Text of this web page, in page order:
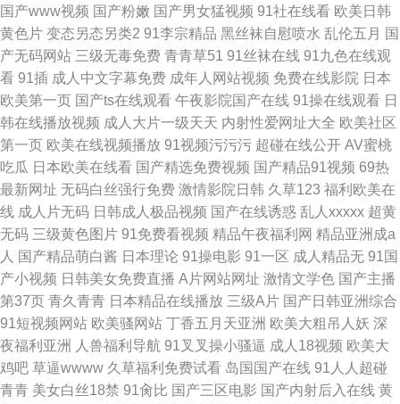
国产www视频 国产粉嫩 国产男女猛视频 91社在线看 欧美日韩
黄色片 变态另态另类2 91李宗精品 黑丝袜自慰喷水 乱伦五月 国
产无码网站 三级无毒免费 青青草51 91丝袜在线 91九色在线观
看 91插 成人中文字幕免费 成年人网站视频 免费在线影院 日本
欧美第一页 国产ts在线观看 午夜影院国产在线 91操在线观看 日
韩在线播放视频 成人大片一级天天 内射性爱网址大全 欧美社区
第一页 欧美在线视频播放 91视频污污污 超碰在线公开 AV蜜桃
吃瓜 日本欧美在线看 国产精选免费视频 国产精品91视频 69热
最新网址 无码白丝强行免费 激情影院日韩 久草123 福利欧美在
线 成人片无码 日韩成人极品视频 国产在线诱惑 乱人xxxxx 超黄
无码 三级黄色图片 91免费看视频 精品午夜福利网 精品亚洲成a
人 国产精品萌白酱 日本理论 91操电影 91一区 成人精品无 91国
产小视频 日韩美女免费直播 A片网站网址 激情文学色 国产主播
第37页 青久青青 日本精品在线播放 三级A片 国产日韩亚洲综合
91短视频网站 欧美骚网站 丁香五月天亚洲 欧美大粗吊人妖 深
夜福利亚洲
人兽福利导航 91叉叉操小骚逼 成人18视频 欧美大
鸡吧 草逼wwww 久草福利免费试看 岛国国产在线 91人人超碰
青青 美女白丝18禁 91肏比 国产三区电影 国产内射后入在线 黄